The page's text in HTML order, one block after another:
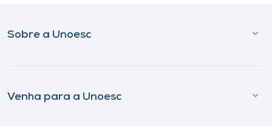
Sobre a Unoesc
Venha para a Unoesc